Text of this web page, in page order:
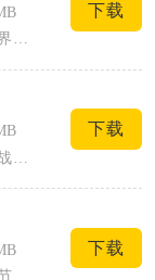
详情：阿彻威尔奇妙冒险拱谷世界源自端游移植，像素画风搭配弹幕闯关玩法，讲述冒险者收...
下载
下载
下载